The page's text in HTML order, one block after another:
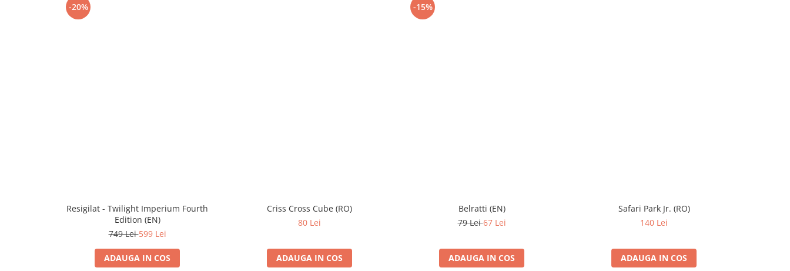
-20%
Resigilat - Twilight Imperium Fourth
Edition (EN)
749 Lei599 Lei
ADAUGA IN COS
Criss Cross Cube (RO)
80 Lei
ADAUGA IN COS
-15%
Belratti (EN)
79 Lei67 Lei
ADAUGA IN COS
Safari Park Jr. (RO)
140 Lei
ADAUGA IN COS